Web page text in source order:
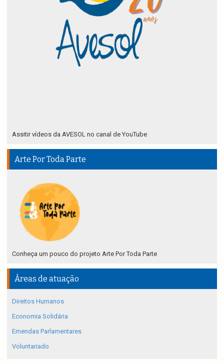
Assitir vídeos da AVESOL no canal de YouTube
Arte Por Toda Parte
Conheça um pouco do projeto Arte Por Toda Parte
Áreas de atuação
Direitos Humanos
Economia Solidária
Emendas Parlamentares
Voluntariado